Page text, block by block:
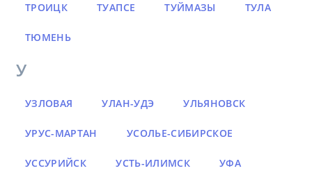
ТРОИЦК ТУАПСЕ ТУЙМАЗЫ ТУЛА
ТЮМЕНЬ
У
УЗЛОВАЯ УЛАН-УДЭ УЛЬЯНОВСК
УРУС-МАРТАН УСОЛЬЕ-СИБИРСКОЕ
УССУРИЙСК УСТЬ-ИЛИМСК УФА